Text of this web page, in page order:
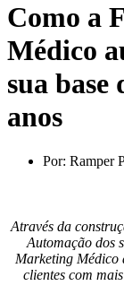
Como a
Médico
sua base
anos
Por: Ramper
Através da
Automação dos
Marketing Médico
clientes com